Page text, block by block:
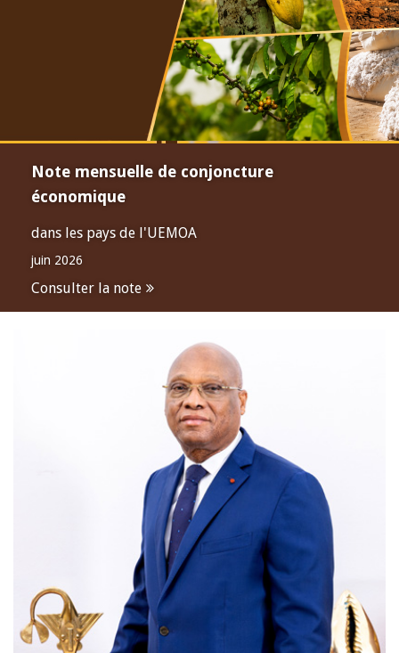
Note mensuelle de conjoncture
économique
dans les pays de l'UEMOA
juin 2026
Consulter la note